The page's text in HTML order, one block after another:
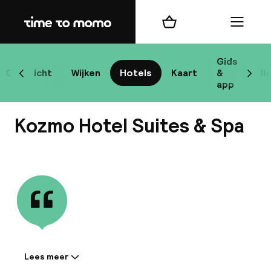
Home
Overzicht Wijken Hotels Kaart
Gids
&
app
Scroll naar links
Winkelmand Menu
Kozmo Hotel Suites & Spa
Informatie gedeeld door de
Lees meer